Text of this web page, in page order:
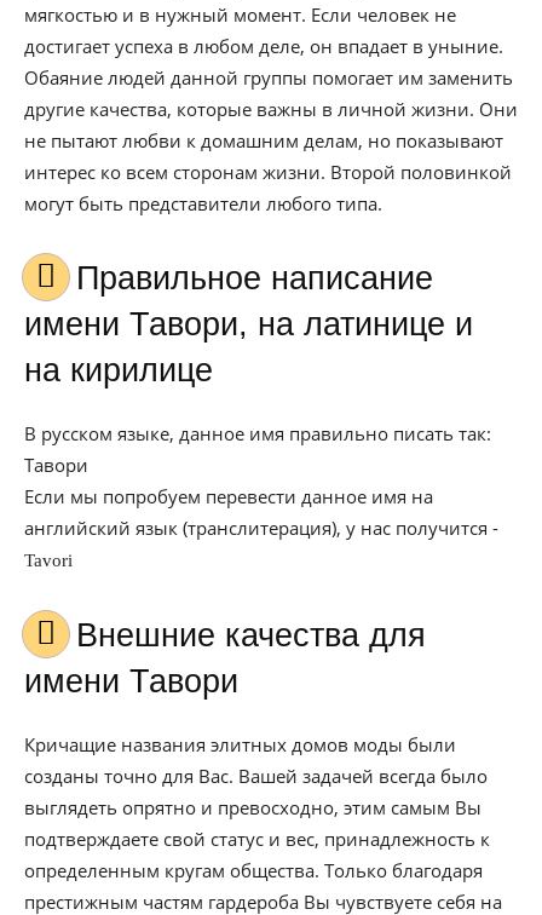
мягкостью и в нужный момент. Если человек не
достигает успеха в любом деле, он впадает в уныние.
Обаяние людей данной группы помогает им заменить
другие качества, которые важны в личной жизни. Они
не пытают любви к домашним делам, но показывают
интерес ко всем сторонам жизни. Второй половинкой
могут быть представители любого типа.
Правильное написание
имени Тавори, на латинице и
на кирилице
В русском языке, данное имя правильно писать так:
Тавори
Если мы попробуем перевести данное имя на
английский язык (транслитерация), у нас получится -
Tavori
Внешние качества для
имени Тавори
Кричащие названия элитных домов моды были
созданы точно для Вас. Вашей задачей всегда было
выглядеть опрятно и превосходно, этим самым Вы
подтверждаете свой статус и вес, принадлежность к
определенным кругам общества. Только благодаря
престижным частям гардероба Вы чувствуете себя на